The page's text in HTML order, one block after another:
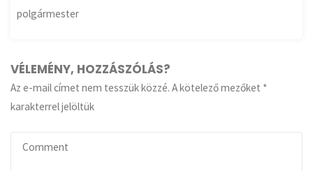
polgármester
VÉLEMÉNY, HOZZÁSZÓLÁS?
Az e-mail címet nem tesszük közzé. A kötelező mezőket *
karakterrel jelöltük